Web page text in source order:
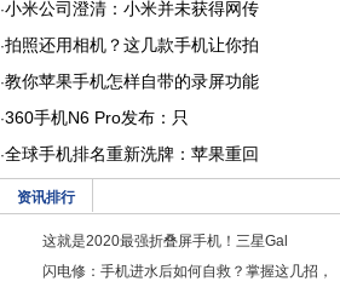
·小米公司澄清：小米并未获得网传
·拍照还用相机？这几款手机让你拍
·教你苹果手机怎样自带的录屏功能
·360手机N6 Pro发布：只
·全球手机排名重新洗牌：苹果重回
资讯排行
这就是2020最强折叠屏手机！三星Gal
闪电修：手机进水后如何自救？掌握这几招，